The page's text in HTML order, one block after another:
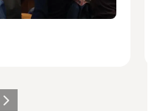
Volgende